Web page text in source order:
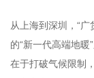
从上海到深圳，“
的“新一代高端地暖
在于打破气候限制